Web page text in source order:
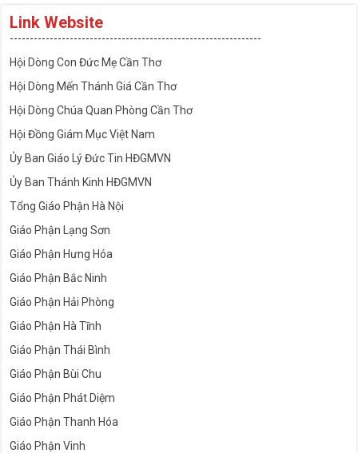
Link Website
---------------------------------------------------------------
Hội Dòng Con Đức Mẹ Cần Thơ
Hội Dòng Mến Thánh Giá Cần Thơ
Hội Dòng Chúa Quan Phòng Cần Thơ
Hội Đồng Giám Mục Việt Nam
Ủy Ban Giáo Lý Đức Tin HĐGMVN
Ủy Ban Thánh Kinh HĐGMVN
Tổng Giáo Phận Hà Nội
Giáo Phận Lạng Sơn
Giáo Phận Hưng Hóa
Giáo Phận Bắc Ninh
Giáo Phận Hải Phòng
Giáo Phận Hà Tĩnh
Giáo Phận Thái Bình
Giáo Phận Bùi Chu
Giáo Phận Phát Diệm
Giáo Phận Thanh Hóa
Giáo Phận Vinh